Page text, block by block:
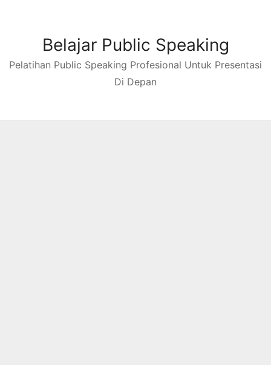
Belajar Public Speaking
Pelatihan Public Speaking Profesional Untuk Presentasi
Di Depan